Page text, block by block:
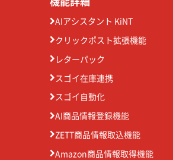
AIアシスタント KiNT
クリックポスト拡張機能
レターパック
スゴイ在庫連携
スゴイ自動化
AI商品情報登録機能
ZETT商品情報取込機能
Amazon商品情報取得機能